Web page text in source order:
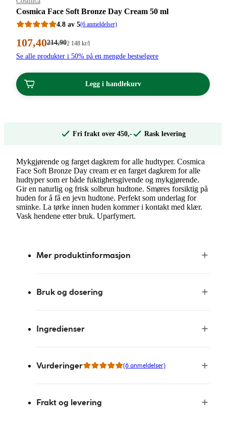
Cosmica Face Soft Bronze Day Cream 50 ml
4.8 av 5(6 anmeldelser)
Nåværende
pris:
kroner.
107,40Førpris:
kroner.
214,90Stykkpris:
148,00/l
2 148 kr/l
Se alle produkter i 50% på en mengde bestselgere
Legg i handlekurv
Fri frakt over 450,- Rask levering
Mykgjørende og farget dagkrem for alle hudtyper. Cosmica
Face Soft Bronze Day cream er en farget dagkrem for alle
hudtyper som er både fuktighetsgivende og mykgjørende.
Gir en naturlig og frisk solbrun hudtone. Smøres forsiktig på
huden for å få en jevn hudtone. Perfekt som underlag for
sminke. La tørke innen huden kommer i kontakt med klær.
Vask hendene etter bruk. Uparfymert.
Mer produktinformasjon
Bruk og dosering
Ingredienser
Vurderinger (6 anmeldelser)
Frakt og levering